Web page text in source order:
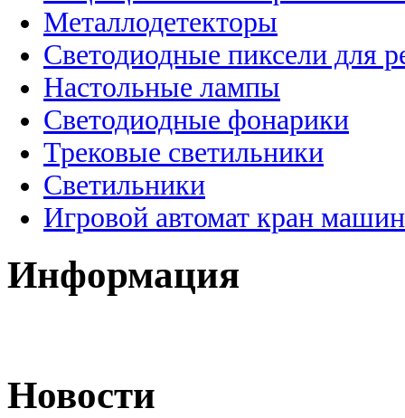
Металлодетекторы
Светодиодные пиксели для
Настольные лампы
Светодиодные фонарики
Трековые светильники
Светильники
Игровой автомат кран
Информация
Новости